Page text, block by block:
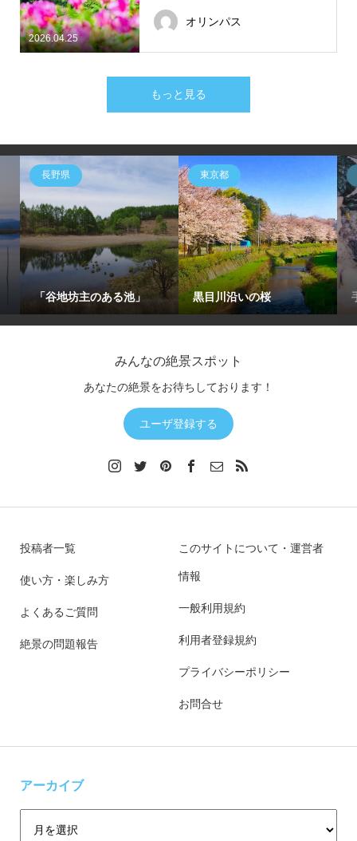
2026.04.25
オリンパス
もっと見る
長野県
「谷地坊主のある池」
東京都
黒目川沿いの桜
みんなの絶景スポット
あなたの絶景をお待ちしております！
ユーザ登録する
投稿者一覧
使い方・楽しみ方
よくあるご質問
絶景の問題報告
このサイトについて・運営者
情報
一般利用規約
利用者登録規約
プライバシーポリシー
お問合せ
アーカイブ